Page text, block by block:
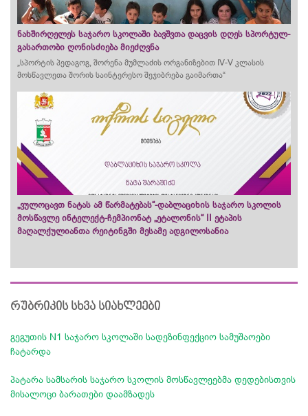
ნახშირღელეს საჯარო სკოლაში ბავშვთა დაცვის დღეს სპორტულ-
გასართობი ღონისძიება მიეძღვნა
„სპორტის პედაგოგ, შორენა მუმლაძის ორგანიზებით IV-V კლასის
მოსწავლეთა შორის საინტერესო შეჯიბრება გაიმართა“
„ვულოცავთ ნატას ამ წარმატებას“-დაბლაციხის საჯარო სკოლის
მოსწავლე ინტელექტ-ჩემპიონატ „ეტალონის“ II ეტაპის
მაღალქულიანთა რეიტინგში მესამე ადგილოსანია
რუბრიკის სხვა სიახლეები
გეგუთის N1 საჯარო სკოლაში სადეზინფექციო სამუშაოები
ჩატარდა
პატარა სამსარის საჯარო სკოლის მოსწავლეებმა დედებისთვის
მისალოცი ბარათები დაამზადეს